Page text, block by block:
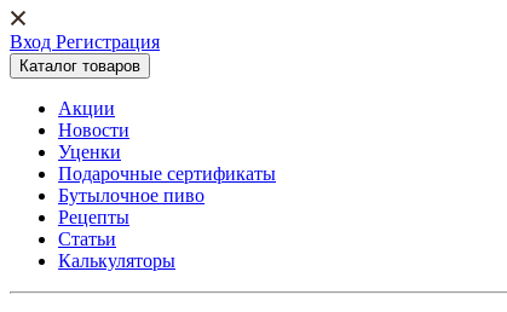
Вход Регистрация
Каталог товаров
Акции
Новости
Уценки
Подарочные сертификаты
Бутылочное пиво
Рецепты
Статьи
Калькуляторы